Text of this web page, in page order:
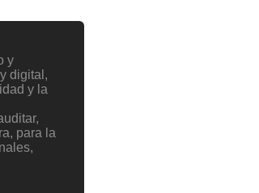
y
digital,
y la
para la